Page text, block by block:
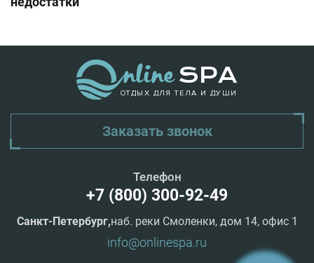
ОТДЫХ ДЛЯ ТЕЛА И ДУШИ
Заказать звонок
Телефон
+7 (800) 300-92-49
Санкт-Петербург,наб. реки Смоленки, дом 14, офис 1
info@onlinespa.ru